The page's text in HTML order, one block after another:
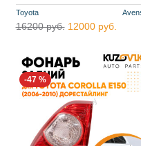
Toyota
16200 руб. 12000 руб.
-47 %